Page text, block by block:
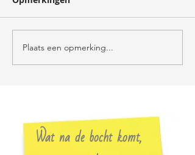
verzorger
Plaats een opmerking...
Wat na de bocht komt,